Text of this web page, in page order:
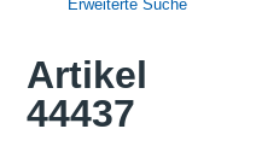
Erweiterte Suche
Artikel
44437